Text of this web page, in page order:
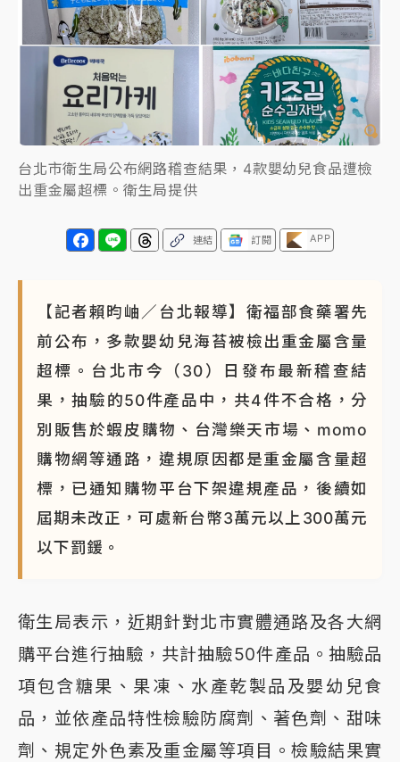
處置制度大變革！ 證交所今起縮短股票「關禁閉」天
數與撮合時間
才續任就飛美國大學面試 清大校長高為元致歉：機會
到來時引起我的好奇
地午後雷雨
標？ 鴻海本週法說法人關注的四大重點
台北市衛生局公布網路稽查結果，4款嬰幼兒食品遭檢
出重金屬超標。衛生局提供
連結 訂閱 APP
【記者賴昀岫／台北報導】衛福部食藥署先
前公布，多款嬰幼兒海苔被檢出重金屬含量
超標。台北市今（30）日發布最新稽查結
果，抽驗的50件產品中，共4件不合格，分
別販售於蝦皮購物、台灣樂天市場、momo
購物網等通路，違規原因都是重金屬含量超
標，已通知購物平台下架違規產品，後續如
屆期未改正，可處新台幣3萬元以上300萬元
以下罰鍰。
衛生局表示，近期針對北市實體通路及各大網
購平台進行抽驗，共計抽驗50件產品。抽驗品
項包含糖果、果凍、水產乾製品及嬰幼兒食
品，並依產品特性檢驗防腐劑、著色劑、甜味
劑、規定外色素及重金屬等項目。檢驗結果實